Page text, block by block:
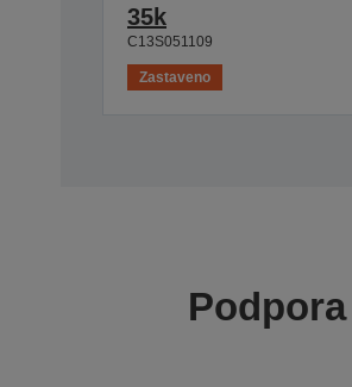
35k
C13S051109
Zastaveno
Podpora